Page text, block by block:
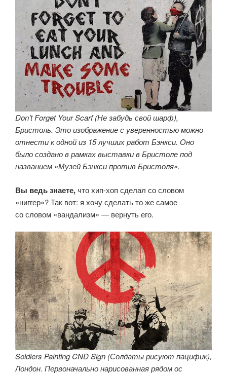
Don’t Forget Your Scarf (Не забудь свой шарф),
Бристоль. Это изображение с уверенностью можно
отнести к одной из 15 лучших работ Бэнкси. Оно
было создано в рамках выставки в Бристоле под
названием «Музей Бэнкси против Бристоля».
Вы ведь знаете, что хип-хоп сделал со словом
«ниггер»? Так вот: я хочу сделать то же самое
со словом «вандализм» — вернуть его.
Soldiers Painting CND Sign (Солдаты рисуют пацифик),
Лондон. Первоначально нарисованная рядом ос